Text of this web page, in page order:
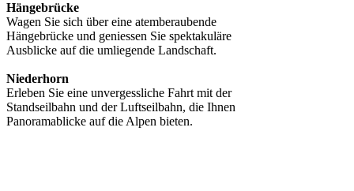
Hängebrücke
Wagen Sie sich über eine atemberaubende
Hängebrücke und geniessen Sie spektakuläre
Ausblicke auf die umliegende Landschaft.
Niederhorn
Erleben Sie eine unvergessliche Fahrt mit der
Standseilbahn und der Luftseilbahn, die Ihnen
Panoramablicke auf die Alpen bieten.